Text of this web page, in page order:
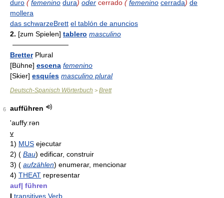
duro ( femenino dura) oder cerrado ( femenino cerrada) de
mollera
das schwarzeBrett el tablón de anuncios
2. [zum Spielen] tablero masculino
————————
BretterPlural
[Bühne] escena femenino
[Skier] esquíes masculino plural
Deutsch-Spanisch Wörterbuch > Brett
6
aufführen
'auffyːrən
v
1) MUS ejecutar
2) ( Bau) edificar, construir
3) ( aufzählen) enumerar, mencionar
4) THEAT representar
auf| führen
I transitives Verb